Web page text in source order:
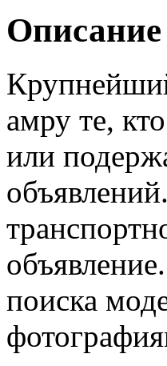
Описание
амру те,
или
поиска